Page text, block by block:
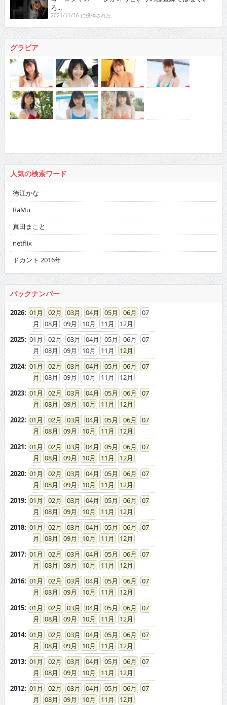
ろ...
2021/11/16 に投稿された
グラビア
人気の検索ワード
徳江かな
RaMu
真田まこと
netflix
ドカント 2016年
バックナンバー
2026: 01 02 03 04 05 06
07
08
09 10 11
12
2025: 01 02 03 04 05 06
07
08
09 10 11
12
2024: 01 02 03 04 05 06
07
08
09 10 11
12
2023: 01 02 03 04 05 06
07
08
09 10 11
12
2022: 01 02 03 04 05 06
07
08
09 10 11
12
2021: 01 02 03 04 05 06
07
08
09 10 11
12
2020: 01 02 03 04 05 06
07
08
09 10 11
12
2019: 01 02 03 04 05 06
07
08
09 10 11
12
2018: 01 02 03 04 05 06
07
08
09 10 11
12
2017: 01 02 03 04 05 06
07
08
09 10 11
12
2016: 01 02 03 04 05 06
07
08
09 10 11
12
2015: 01 02 03 04 05 06
07
08
09 10 11
12
2014: 01 02 03 04 05 06
07
08
09 10 11
12
2013: 01 02 03 04 05 06
07
08
09 10 11
12
2012: 01 02 03 04 05 06
07
08
09 10 11
12